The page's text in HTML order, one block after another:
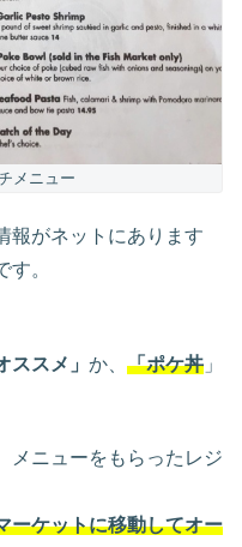
メニュー
報がネットにあります
。
ススメ」 か、 「ポケ丼 」
メニューをもらったレジ
ーケットに移動してオー